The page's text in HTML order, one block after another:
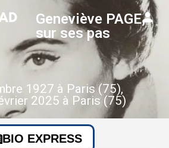
Geneviève PAGE,
sur ses pas
1927 à Paris (75),
2025 à Paris (75)
BIO EXPRESS